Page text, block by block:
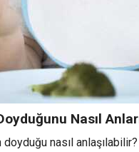
Nasıl
nasıl